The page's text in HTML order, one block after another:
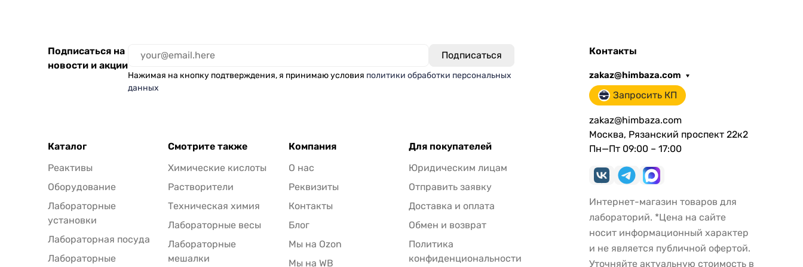
Подписаться на
новости и акции
Нажимая на кнопку подтверждения, я принимаю условия политики обработки персональных
данных
Каталог
Реактивы
Оборудование
Лабораторные
установки
Лабораторная посуда
Лабораторные
Смотрите также
Химические кислоты
Растворители
Техническая химия
Лабораторные весы
Лабораторные
мешалки
Компания
О нас
Реквизиты
Контакты
Блог
Мы на Ozon
Мы на WB
Для покупателей
Юридическим лицам
Отправить заявку
Доставка и оплата
Обмен и возврат
Политика
конфиденциональности
Контакты
zakaz@himbaza.com
Запросить КП
zakaz@himbaza.com
Москва, Рязанский проспект 22к2
Пн—Пт 09:00 – 17:00
Интернет-магазин товаров для
лабораторий. *Цена на сайте
носит информационный характер
и не является публичной офертой.
Уточняйте актуальную стоимость в